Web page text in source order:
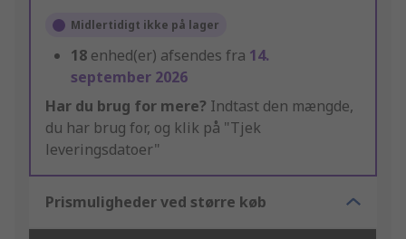
Midlertidigt ikke på lager
18 enhed(er) afsendes fra 14.
september 2026
Har du brug for mere? Indtast den mængde,
du har brug for, og klik på "Tjek
leveringsdatoer"
Prismuligheder ved større køb